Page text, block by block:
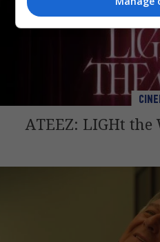
ATEEZ: LIGHt the